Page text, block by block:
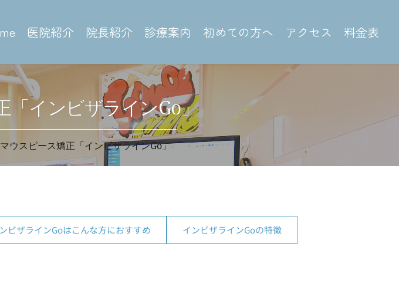
医院紹介 院長紹介 診療案内 初めての方へ アクセス 料金表
「インビザラインGo」
ウスピース矯正「インビザラインGo」
ビザラインGoはこんな方におすすめ インビザラインGoの特徴